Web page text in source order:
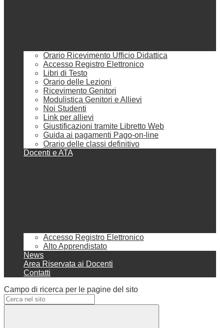
Orario Ricevimento Ufficio Didattica
Accesso Registro Elettronico
Libri di Testo
Orario delle Lezioni
Ricevimento Genitori
Modulistica Genitori e Allievi
Noi Studenti
Link per allievi
Giustificazioni tramite Libretto Web
Guida ai pagamenti Pago-on-line
Orario delle classi definitivo
Docenti e ATA
Accesso Registro Elettronico
Alto Apprendistato
News
Area Riservata ai Docenti
Contatti
Campo di ricerca per le pagine del sito